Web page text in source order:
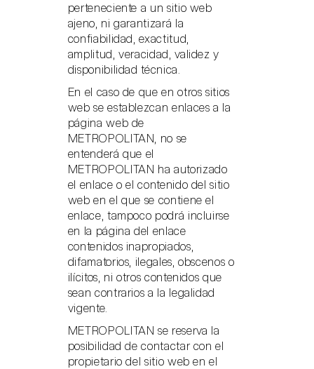
perteneciente a un sitio web
ajeno, ni garantizará la
confiabilidad, exactitud,
amplitud, veracidad, validez y
disponibilidad técnica.
En el caso de que en otros sitios
web se establezcan enlaces a la
página web de
METROPOLITAN, no se
entenderá que el
METROPOLITAN ha autorizado
el enlace o el contenido del sitio
web en el que se contiene el
enlace, tampoco podrá incluirse
en la página del enlace
contenidos inapropiados,
difamatorios, ilegales, obscenos o
ilícitos, ni otros contenidos que
sean contrarios a la legalidad
vigente.
METROPOLITAN se reserva la
posibilidad de contactar con el
propietario del sitio web en el